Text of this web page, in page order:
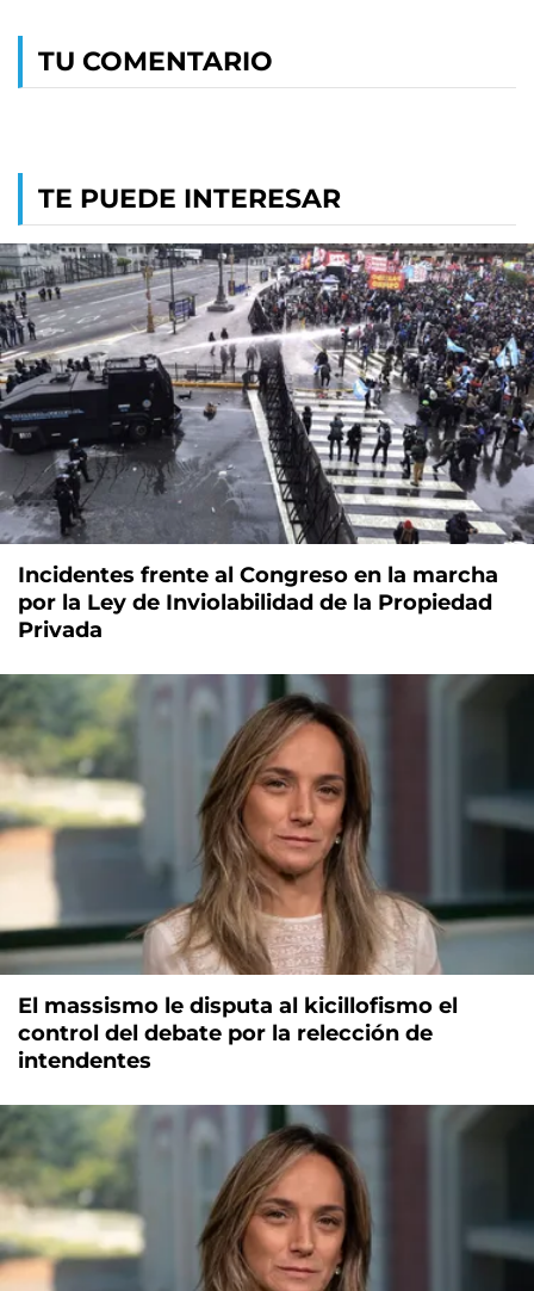
TU COMENTARIO
TE PUEDE INTERESAR
Incidentes frente al Congreso en la marcha
por la Ley de Inviolabilidad de la Propiedad
Privada
El massismo le disputa al kicillofismo el
control del debate por la relección de
intendentes